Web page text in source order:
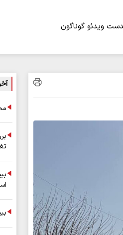
ویدئو گوناگون